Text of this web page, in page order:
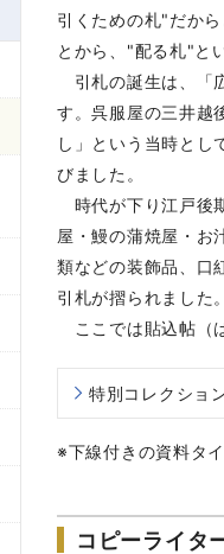
引くための札"だか
とから、"配る札"と
引札の誕生は、「
す。呉服屋の三井越
し」という当時とし
びました。
時代が下り江戸後
屋・鰻の蒲焼屋・お
類などの装飾品、口
引札が摺られました。
ここでは貼込帖（
特別コレクショ
※下線付きの資料タ
コピーライタ